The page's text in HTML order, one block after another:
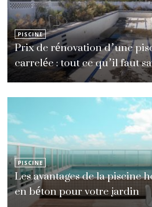
PISCINE
Prix de rénovation d’une
carrelée : tout ce qu’il faut
PISCINE
Les avantages de la piscine
en béton pour votre jardin